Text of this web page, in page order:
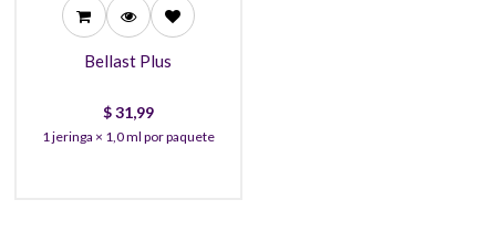
Bellast Plus
$31,99
1 jeringa × 1,0 ml por paquete